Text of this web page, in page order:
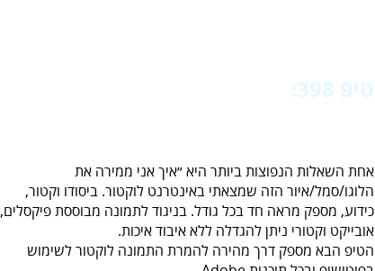
טיפ 398:‬‬
אחת השאלות הנפוצות ביותר היא ״איך אני ממירה את
הלוגו/סמל/איור הזה שמצאתי באינטרנט לוקטור. ביסודו וקטור,
כידוע, מספק מראה חד בכל גודל. בניגוד לתמונה מבוססת פיקסלים,
אובייקט וקטורי ניתן להגדלה ללא איבוד איכות.
הטיפ הבא מספק דרך מהירה להמרת התמונה לוקטור לשימוש